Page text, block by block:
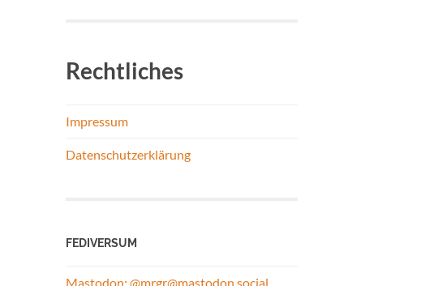
Rechtliches
Impressum
Datenschutzerklärung
FEDIVERSUM
Mastodon: @mrgr@mastodon.social